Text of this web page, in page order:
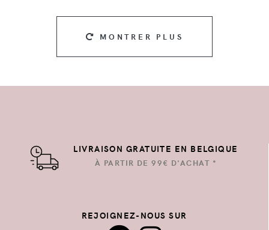
MONTRER PLUS
LIVRAISON GRATUITE EN BELGIQUE
À PARTIR DE 99€ D'ACHAT *
REJOIGNEZ-NOUS SUR